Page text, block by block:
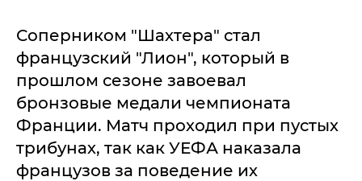
Соперником "Шахтера" стал
французский "Лион", который в
прошлом сезоне завоевал
бронзовые медали чемпионата
Франции. Матч проходил при пустых
трибунах, так как УЕФА наказала
французов за поведение их